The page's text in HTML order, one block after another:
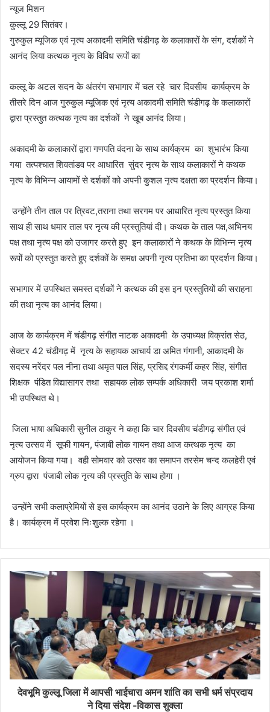
न्यूज मिशन
कुल्लू 29 सितंबर।
गुरुकुल म्यूजिक एवं नृत्य अकादमी समिति चंडीगढ़ के कलाकारों के संग, दर्शकों ने
आनंद लिया कत्थक नृत्य के विविध रूपों का
कल्लू के अटल सदन के अंतरंग सभागार में चल रहे चार दिवसीय कार्यक्रम के
तीसरे दिन आज गुरुकुल म्यूजिक एवं नृत्य अकादमी समिति चंडीगढ़ के कलाकारों
द्वारा प्रस्तुत कत्थक नृत्य का दर्शकों ने खूब आनंद लिया।
अकादमी के कलाकारों द्वारा गणपति वंदना के साथ कार्यक्रम का शुभारंभ किया
गया तत्पश्चात शिवतांडव पर आधारित सुंदर नृत्य के साथ कलाकारों ने कथक
नृत्य के विभिन्न आयामों से दर्शकों को अपनी कुशल नृत्य दक्षता का प्रदर्शन किया।
उन्होंने तीन ताल पर त्रिवट,तराना तथा सरगम पर आधारित नृत्य प्रस्तुत किया
साथ ही साथ धमार ताल पर नृत्य की प्रस्तुतियां दी। कथक के ताल पक्ष,अभिनय
पक्ष तथा नृत्य पक्ष को उजागर करते हुए इन कलाकारों ने कथक के विभिन्न नृत्य
रूपों को प्रस्तुत करते हुए दर्शकों के समक्ष अपनी नृत्य प्रतिभा का प्रदर्शन किया।
सभागार में उपस्थित समस्त दर्शकों ने कत्थक की इस इन प्रस्तुतियों की सराहना
की तथा नृत्य का आनंद लिया।
आज के कार्यक्रम में चंडीगढ़ संगीत नाटक अकादमी के उपाध्यक्ष विक्रांत सेठ,
सेक्टर 42 चंडीगढ़ में नृत्य के सहायक आचार्य डा अमित गंगानी, आकादमी के
सदस्य नरेंदर पल नीना तथा अमृत पाल सिंह, प्रसिद्द रंगकर्मी कहर सिंह, संगीत
शिक्षक पंडित विद्यासागर तथा सहायक लोक सम्पर्क अधिकारी जय प्रकाश शर्मा
भी उपस्थित थे।
जिला भाषा अधिकारी सुनील ठाकुर ने कहा कि चार दिवसीय चंडीगढ़ संगीत एवं
नृत्य उत्सव में सूफी गायन, पंजाबी लोक गायन तथा आज कत्थक नृत्य का
आयोजन किया गया। वही सोमवार को उत्सव का समापन तरसेम चन्द कलहेरी एवं
ग्रुप द्वारा पंजाबी लोक नृत्य की प्रस्तुति के साथ होगा ।
उन्होंने सभी कलाप्रेमियों से इस कार्यक्रम का आनंद उठाने के लिए आग्रह किया
है। कार्यक्रम में प्रवेश निःशुल्क रहेगा ।
देवभूमि कुल्लू जिला में आपसी भाईचारा अमन शांति का सभी धर्म संप्रदाय
ने दिया संदेश -विकास शुक्ला